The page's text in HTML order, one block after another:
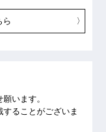
ら
います。
ることがございま